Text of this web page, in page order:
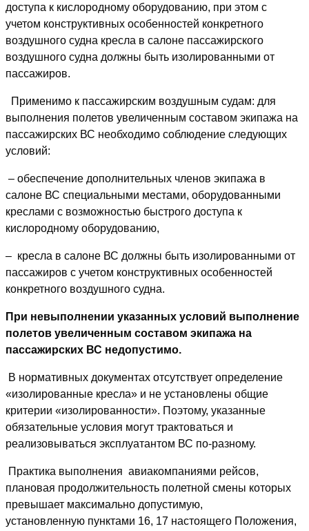
доступа к кислородному оборудованию, при этом с
учетом конструктивных особенностей конкретного
воздушного судна кресла в салоне пассажирского
воздушного судна должны быть изолированными от
пассажиров.
Применимо к пассажирским воздушным судам: для
выполнения полетов увеличенным составом экипажа на
пассажирских ВС необходимо соблюдение следующих
условий:
– обеспечение дополнительных членов экипажа в
салоне ВС специальными местами, оборудованными
креслами с возможностью быстрого доступа к
кислородному оборудованию,
– кресла в салоне ВС должны быть изолированными от
пассажиров с учетом конструктивных особенностей
конкретного воздушного судна.
При невыполнении указанных условий выполнение
полетов увеличенным составом экипажа на
пассажирских ВС недопустимо.
В нормативных документах отсутствует определение
«изолированные кресла» и не установлены общие
критерии «изолированности». Поэтому, указанные
обязательные условия могут трактоваться и
реализовываться эксплуатантом ВС по-разному.
Практика выполнения авиакомпаниями рейсов,
плановая продолжительность полетной смены которых
превышает максимально допустимую,
установленную пунктами 16, 17 настоящего Положения,